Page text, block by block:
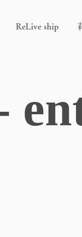
ReLive ship